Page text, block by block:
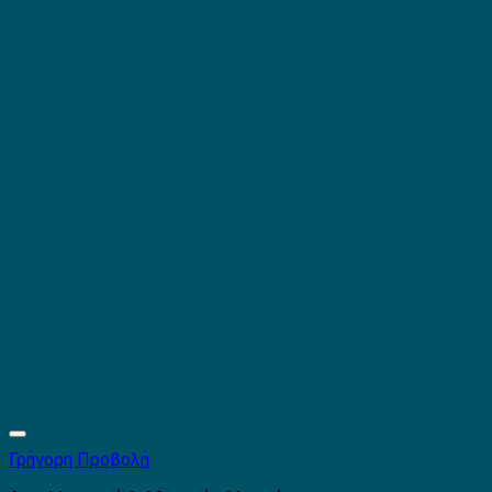
Γρήγορη Προβολή